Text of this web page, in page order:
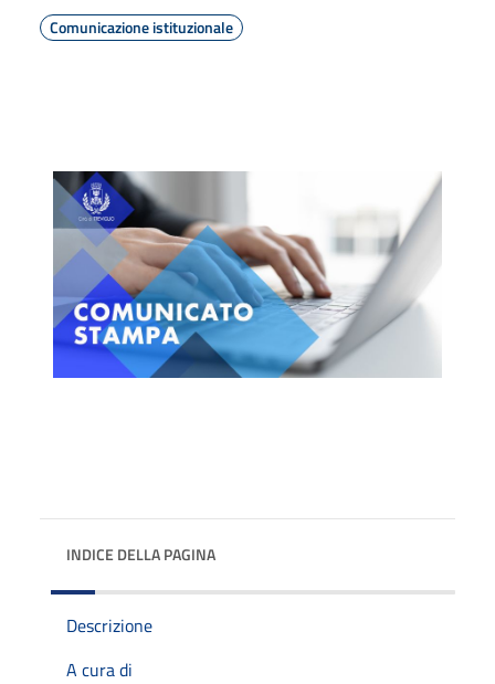
Comunicazione istituzionale
INDICE DELLA PAGINA
Descrizione
A cura di